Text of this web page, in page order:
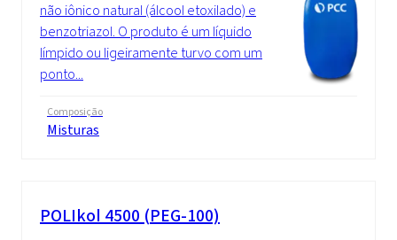
não iônico natural (álcool etoxilado) e
benzotriazol. O produto é um líquido
límpido ou ligeiramente turvo com um
ponto...
Composição
Misturas
POLIkol 4500 (PEG-100)